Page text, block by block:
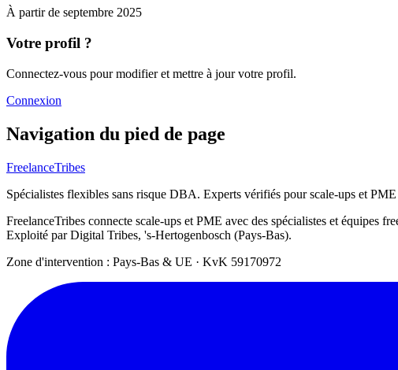
À partir de septembre 2025
Votre profil ?
Connectez-vous pour modifier et mettre à jour votre profil.
Connexion
Navigation du pied de page
FreelanceTribes
Spécialistes flexibles sans risque DBA. Experts vérifiés pour scale-ups et
FreelanceTribes connecte scale-ups et PME avec des spécialistes et
Exploité par Digital Tribes, 's-Hertogenbosch (Pays-Bas).
Zone d'intervention : Pays-Bas & UE · KvK 59170972